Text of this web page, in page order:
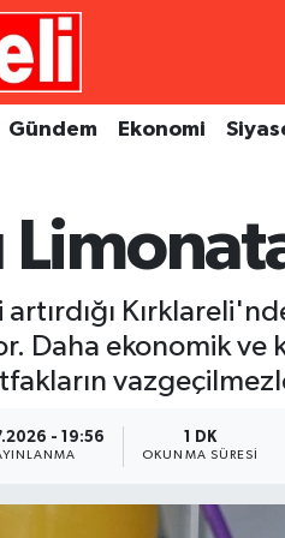
Gündem Ekonomi
artırdığı
Daha ekonomik ve
- 19:56 1 DK
OKUNMA SÜRESI